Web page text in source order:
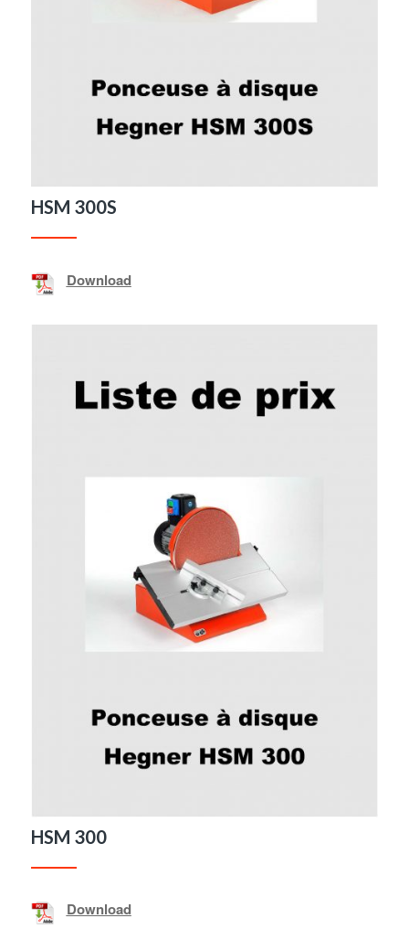
HSM 300S
Download
HSM 300
Download